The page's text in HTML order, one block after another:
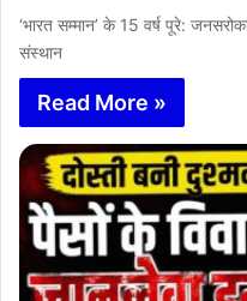
‘भारत सम्मान’ के 15 वर्ष पूरे:
संस्थान
Read More »